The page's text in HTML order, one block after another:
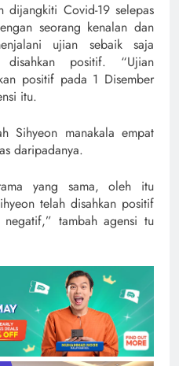
dijangkiti Covid-19 selepas
seorang kenalan dan
ujian sebaik saja
disahkan positif. “Ujian
positif pada 1 Disember
itu.
Sihyeon manakala empat
daripadanya.
yang sama, oleh itu
telah disahkan positif
tambah agensi tu